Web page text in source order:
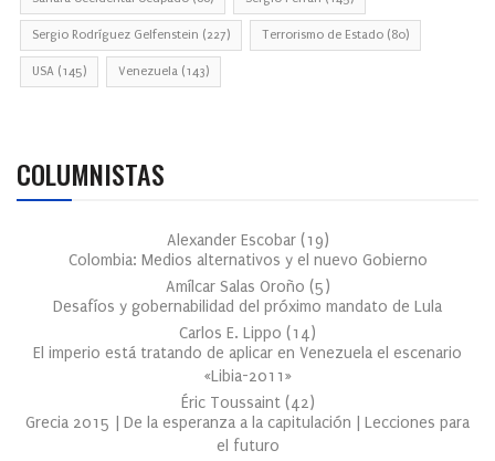
Sergio Rodríguez Gelfenstein (227) Terrorismo de Estado (80)
USA (145) Venezuela (143)
COLUMNISTAS
Alexander Escobar (19)
Colombia: Medios alternativos y el nuevo Gobierno
Amílcar Salas Oroño (5)
Desafíos y gobernabilidad del próximo mandato de Lula
Carlos E. Lippo (14)
El imperio está tratando de aplicar en Venezuela el escenario
«Libia-2011»
Éric Toussaint (42)
Grecia 2015 | De la esperanza a la capitulación | Lecciones para
el futuro